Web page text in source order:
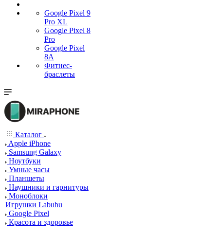
Google Pixel 9
Pro XL
Google Pixel 8
Pro
Google Pixel
8A
Фитнес-
браслеты
Каталог
Apple iPhone
Samsung Galaxy
Ноутбуки
Умные часы
Планшеты
Наушники и гарнитуры
Моноблоки
Игрушки Labubu
Google Pixel
Красота и здоровье